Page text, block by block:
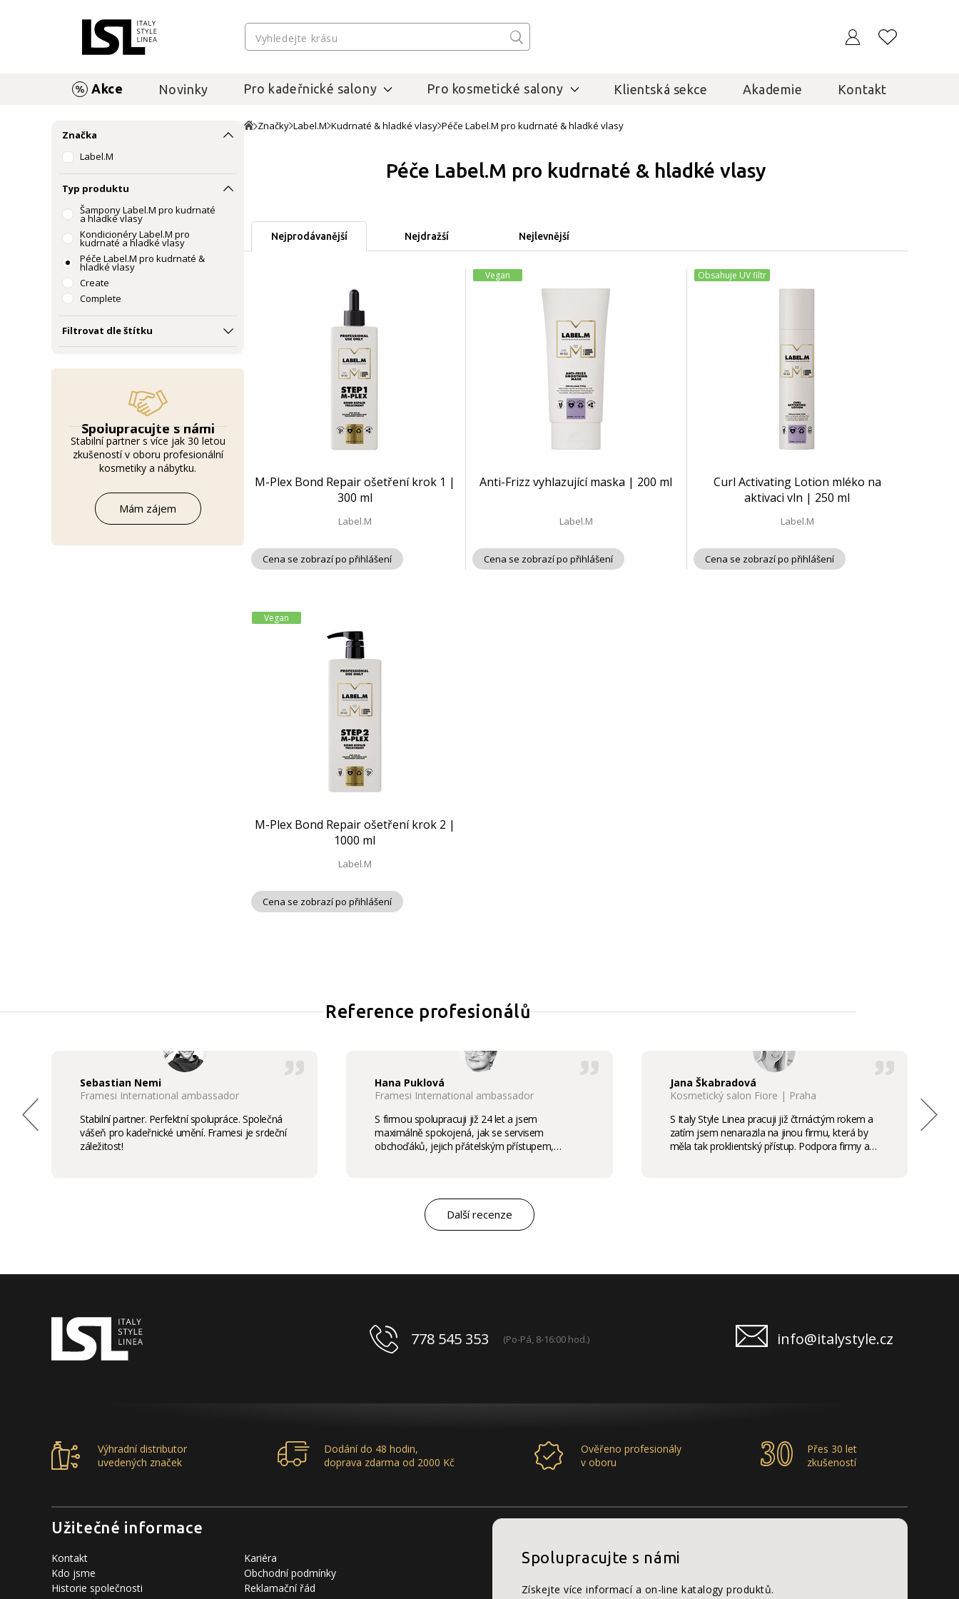
Akce Novinky Pro kadeřnické salony Pro kosmetické salony Klientská sekce Akademie Kontakt
Značka
Label.M
Typ produktu
Šampony Label.M pro kudrnaté
a hladké vlasy
Kondicionéry Label.M pro
kudrnaté a hladké vlasy
Péče Label.M pro kudrnaté &
hladké vlasy
Create
Complete
Filtrovat dle štítku
Spolupracujte s námi
Stabilní partner s více jak 30 letou
zkušeností v oboru profesionální
kosmetiky a nábytku.
Mám zájem
Značky Label.M Kudrnaté & hladké vlasy Péče Label.M pro kudrnaté & hladké vlasy
Péče Label.M pro kudrnaté & hladké vlasy
Nejprodávanější Nejdražší Nejlevnější
M-Plex Bond Repair ošetření krok 1 |
300 ml
Label.M
Cena se zobrazí po přihlášení
Vegan
Anti-Frizz vyhlazující maska | 200 ml
Label.M
Cena se zobrazí po přihlášení
Obsahuje UV filtr
Curl Activating Lotion mléko na
aktivaci vln | 250 ml
Label.M
Cena se zobrazí po přihlášení
Vegan
M-Plex Bond Repair ošetření krok 2 |
1000 ml
Label.M
Cena se zobrazí po přihlášení
Reference profesionálů
Sebastian Nemi
Framesi International ambassador
Stabilní partner. Perfektní spolupráce. Společná
vášeň pro kadeřnické umění. Framesi je srdeční
záležitost!
Hana Puklová
Framesi International ambassador
S firmou spolupracuji již 24 let a jsem
maximálně spokojená, jak se servisem
obchoďáků, jejich přátelským přístupem,
marketingovým servisem. Pro mě je to po těch
letech „druhá rodina“. Myslím, že ty roky
spolupráce mluví za vše.
Jana Škabradová
Kosmetický salon Fiore | Praha
S Italy Style Linea pracuji již čtrnáctým rokem a
zatím jsem nenarazila na jinou firmu, která by
měla tak proklientský přístup. Podpora firmy a
Další recenze
778 545 353 (Po-Pá, 8-16:00 hod.) info@italystyle.cz
Výhradní distributor
uvedených značek
Dodání do 48 hodin,
doprava zdarma od 2000 Kč
Ověřeno profesionály
v oboru
Přes 30 let
zkušeností
Užitečné informace
Kontakt
Kdo jsme
Historie společnosti
Kariéra
Obchodní podmínky
Reklamační řád
Spolupracujte s námi
Získejte více informací a on-line katalogy produktů.